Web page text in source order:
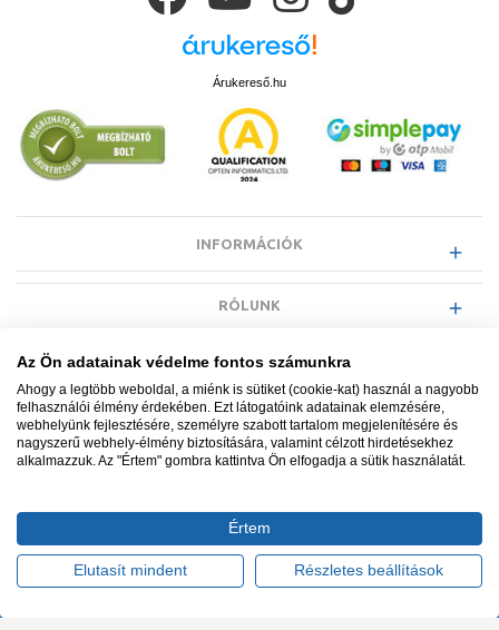
Árukereső.hu
INFORMÁCIÓK
RÓLUNK
EGYÉB INFORMÁCIÓK
VÁSÁRLÓI INFORMÁCIÓK
Minden jog fenntartva. © Adatkezelés nyilvántartási száma NAIH-
Ügyfélszolgálat: +36 1 700 3500
Az Ön adatainak védelme fontos számunkra
Ahogy a legtöbb weboldal, a miénk is sütiket (cookie-kat) használ a nagyobb
felhasználói élmény érdekében. Ezt látogatóink adatainak elemzésére,
webhelyünk fejlesztésére, személyre szabott tartalom megjelenítésére és
nagyszerű webhely-élmény biztosítására, valamint célzott hirdetésekhez
alkalmazzuk. Az "Értem" gombra kattintva Ön elfogadja a sütik használatát.
Értem
Elutasít mindent Részletes beállítások